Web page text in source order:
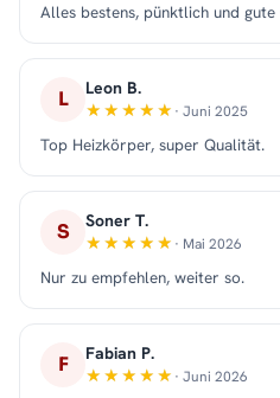
Alles bestens, pünktlich und
L Leon B.
· Juni 2025
Top Heizkörper, super Qualität.
S Soner T.
· Mai 2026
Nur zu empfehlen, weiter so.
F Fabian P.
· Juni 2026